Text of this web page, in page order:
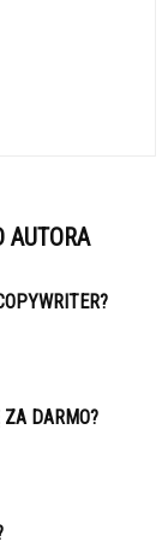
AUTORA
DARMO?